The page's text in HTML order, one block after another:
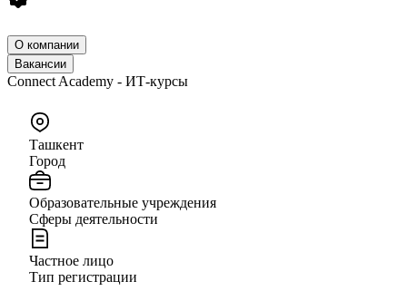
О компании
Вакансии
Connect Academy - ИТ-курсы
Ташкент
Город
Образовательные учреждения
Сферы деятельности
Частное лицо
Тип регистрации